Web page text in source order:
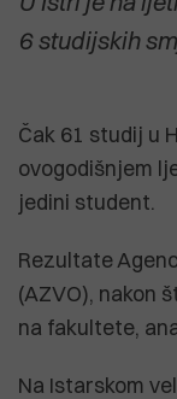
6 studijskih
Čak 61 studij u
ovogodišnjem
jedini student.
Rezultate
(AZVO), nakon
na fakultete,
Na Istarskom